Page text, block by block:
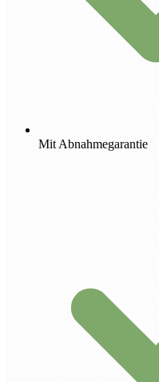
Mit Abnahmegarantie